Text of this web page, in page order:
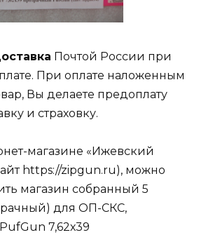
Почтой России при
При оплате наложенным
Вы делаете предоплату
и страховку.
магазине «Ижевский
https://zipgun.ru), можно
магазин собранный 5
для ОП-СКС,
7,62х39